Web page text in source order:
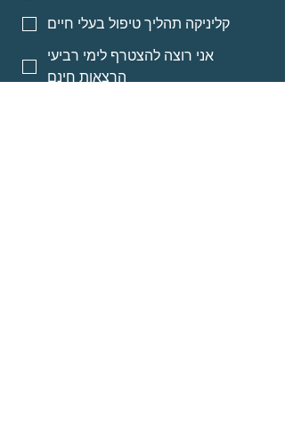
קליניקה תהליך טיפול בעלי חיים
אני רוצה להצטרף לימי רביעי
הרצאות חינם